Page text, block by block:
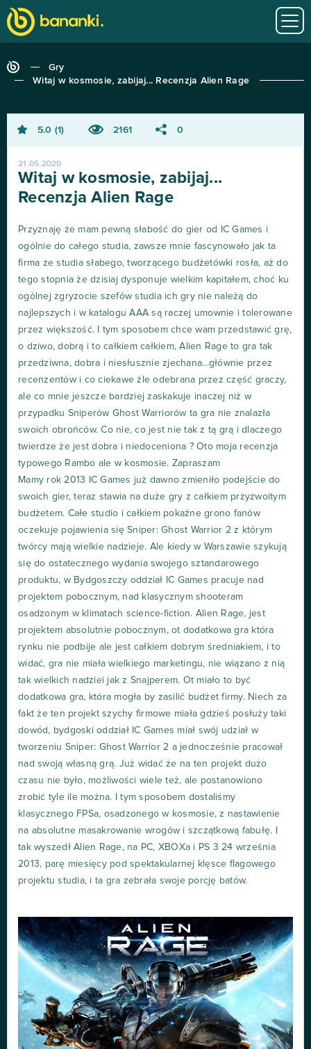
Gry
Witaj w kosmosie, zabijaj... Recenzja Alien Rage
5.0 1 2161 0
21.05.2020
Witaj w kosmosie, zabijaj...
Recenzja Alien Rage
Przyznaję że mam pewną słabość do gier od IC Games i
ogólnie do całego studia, zawsze mnie fascynowało jak ta
firma ze studia słabego, tworzącego budżetówki rosła, aż do
tego stopnia że dzisiaj dysponuje wielkim kapitałem, choć ku
ogólnej zgryzocie szefów studia ich gry nie należą do
najlepszych i w katalogu AAA są raczej umownie i tolerowane
przez większość. I tym sposobem chce wam przedstawić grę,
o dziwo, dobrą i to całkiem całkiem, Alien Rage to gra tak
przedziwna, dobra i niesłusznie zjechana...głównie przez
recenzentów i co ciekawe źle odebrana przez część graczy,
ale co mnie jeszcze bardziej zaskakuje inaczej niż w
przypadku Sniperów Ghost Warriorów ta gra nie znalazła
swoich obrońców. Co nie, co jest nie tak z tą grą i dlaczego
twierdze że jest dobra i niedoceniona ? Oto moja recenzja
typowego Rambo ale w kosmosie. Zapraszam
Mamy rok 2013 IC Games już dawno zmieniło podejście do
swoich gier, teraz stawia na duże gry z całkiem przyzwoitym
budżetem. Całe studio i całkiem pokaźne grono fanów
oczekuje pojawienia się Sniper: Ghost Warrior 2 z którym
twórcy mają wielkie nadzieje. Ale kiedy w Warszawie szykują
się do ostatecznego wydania swojego sztandarowego
produktu, w Bydgoszczy oddział IC Games pracuje nad
projektem pobocznym, nad klasycznym shooteram
osadzonym w klimatach science-fiction. Alien Rage, jest
projektem absolutnie pobocznym, ot dodatkowa gra która
rynku nie podbije ale jest całkiem dobrym średniakiem, i to
widać, gra nie miała wielkiego marketingu, nie wiązano z nią
tak wielkich nadziei jak z Snajperem. Ot miało to być
dodatkowa gra, która mogła by zasilić budżet firmy. Niech za
fakt że ten projekt szychy firmowe miała gdzieś posłuży taki
dowód, bydgoski oddział IC Games miał swój udział w
tworzeniu Sniper: Ghost Warrior 2 a jednocześnie pracował
nad swoją własną grą. Już widać że na ten projekt dużo
czasu nie było, możliwości wiele też, ale postanowiono
zrobić tyle ile można. I tym sposobem dostaliśmy
klasycznego FPSa, osadzonego w kosmosie, z nastawienie
na absolutne masakrowanie wrogów i szczątkową fabułę. I
tak wyszedł Alien Rage, na PC, XBOXa i PS 3 24 września
2013, parę miesięcy pod spektakularnej klęsce flagowego
projektu studia, i ta gra zebrała swoje porcję batów.